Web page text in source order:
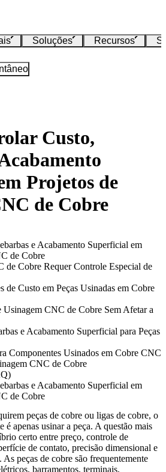
Soluções Recursos
Custo,
Projetos de
de Cobre
e Acabamento Superficial em
de Cobre
de Cobre Requer Controle Especial de
de Custo em Peças Usinadas em Cobre
CNC de Cobre Sem Afetar a
e Acabamento Superficial para Peças
Componentes Usinados em Cobre CNC
CNC de Cobre
e Acabamento Superficial em
de Cobre
peças de cobre ou ligas de cobre, o
é apenas usinar a peça. A questão mais
certo entre preço, controle de
de contato, precisão dimensional e
peças de cobre são frequentemente
barramentos, terminais,